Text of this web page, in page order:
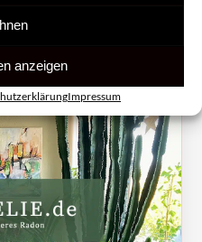
anzeigen
Impressum